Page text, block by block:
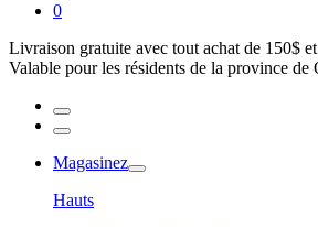
0
Livraison gratuite avec tout achat de 150$
Valable pour les résidents de la province de
Magasinez
Hauts